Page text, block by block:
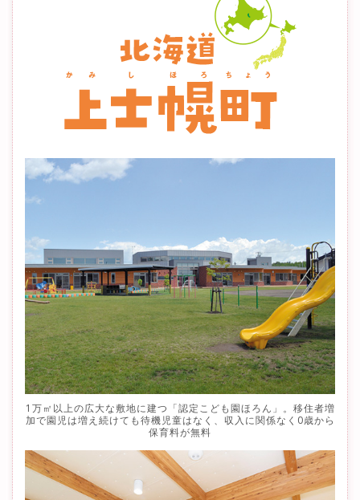
1万㎡以上の広大な敷地に建つ「認定こども園ほろん」。移住者増
加で園児は増え続けても待機児童はなく、収入に関係なく0歳から
保育料が無料